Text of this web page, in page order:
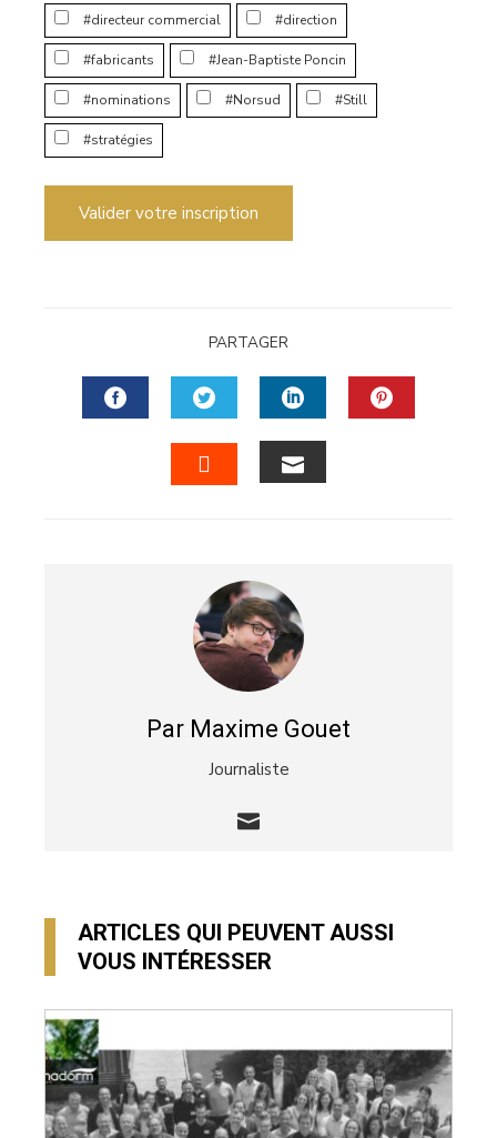
#directeur commercial #direction
#fabricants #Jean-Baptiste Poncin
#nominations #Norsud #Still
#stratégies
Valider votre inscription
PARTAGER
FACEBOOKTWITTERLINKEDIN
Par Maxime Gouet
Journaliste
ARTICLES QUI PEUVENT AUSSI
VOUS INTÉRESSER